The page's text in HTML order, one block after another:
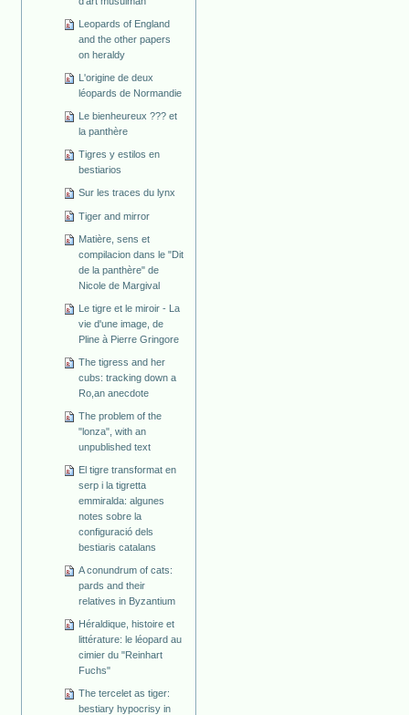
Leopards of England
and the other papers
on heraldy
L'origine de deux
léopards de Normandie
Le bienheureux ??? et
la panthère
Tigres y estilos en
bestiarios
Sur les traces du lynx
Tiger and mirror
Matière, sens et
compilacion dans le "Dit
de la panthère" de
Nicole de Margival
Le tigre et le miroir - La
vie d'une image, de
Pline à Pierre Gringore
The tigress and her
cubs: tracking down a
Ro,an anecdote
The problem of the
"lonza", with an
unpublished text
El tigre transformat en
serp i la tigretta
emmiralda: algunes
notes sobre la
configuració dels
bestiaris catalans
A conundrum of cats:
pards and their
relatives in Byzantium
Héraldique, histoire et
littérature: le léopard au
cimier du "Reinhart
Fuchs"
The tercelet as tiger:
bestiary hypocrisy in